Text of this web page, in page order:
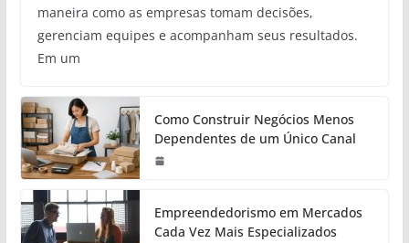
maneira como as empresas tomam decisões,
gerenciam equipes e acompanham seus resultados.
Em um
Como Construir Negócios Menos
Dependentes de um Único Canal
Empreendedorismo em Mercados
Cada Vez Mais Especializados